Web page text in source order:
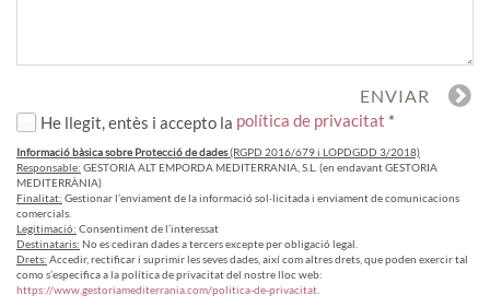
He llegit, entès i accepto la política de privacitat *
Informació bàsica sobre Protecció de dades(RGPD 2016/679 i LOPDGDD 3/2018)
Responsable: GESTORIA ALT EMPORDA MEDITERRANIA, S.L. (en endavant GESTORIA
MEDITERRÀNIA)
Finalitat: Gestionar l’enviament de la informació sol·licitada i enviament de comunicacions
comercials.
Legitimació: Consentiment de l’interessat
Destinataris: No es cediran dades a tercers excepte per obligació legal.
Drets: Accedir, rectificar i suprimir les seves dades, així com altres drets, que poden exercir tal
como s’especifica a la política de privacitat del nostre lloc web:
https://www.gestoriamediterrania.com/politica-de-privacitat